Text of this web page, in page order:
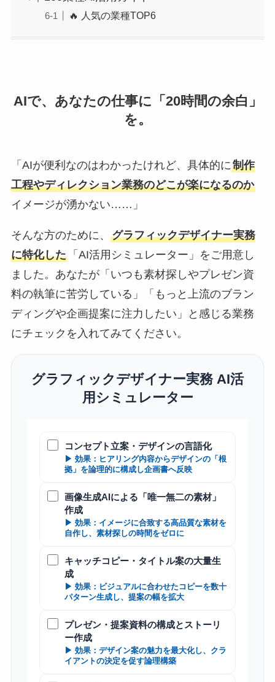
🔥 人気の業種TOP6
AIで、あなたの仕事に「20時間の余白」
を。
「AIが便利なのはわかったけれど、具体的に制作
工程やディレクション業務のどこが楽になるのか
イメージが湧かない……」
そんな方のために、 グラフィックデザイナー実務
に特化した「AI活用シミュレーター」をご用意し
ました。あなたが「いつも素材探しやプレゼン資
料の執筆に苦労している」「もっと上流のブラン
ディングや企画提案に注力したい」と感じる業務
にチェックを入れてみてください。
グラフィックデザイナー実務 AI活
用シミュレーター
コンセプト立案・デザインの言語化
▶ 効果：ヒアリング内容からデザインの「根
拠」を論理的に構成し企画書へ反映
画像生成AIによる「唯一無二の素材」
作成
▶ 効果：イメージに合致する高品質な素材を
自作し、素材探しの時間をゼロに
キャッチコピー・タイトル案の大量生
成
▶ 効果：ビジュアルに合わせたコピーを数十
パターン生成し、提案の幅を拡大
プレゼン・提案資料の構成とストーリ
ー作成
▶ 効果：デザイン案の魅力を最大化し、クラ
イアントの決定を促す論理構築